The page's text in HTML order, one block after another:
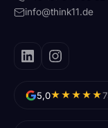
info@think11.de
5,0★★★★★